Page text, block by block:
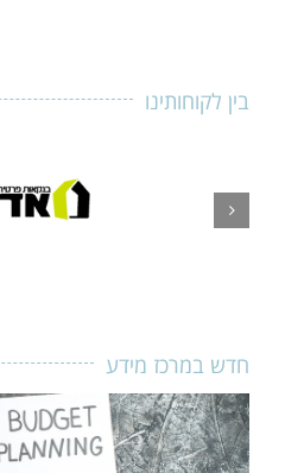
בין לקוחותינו
חדש במרכז מידע